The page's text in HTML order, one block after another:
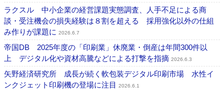
ラクスル 中小企業の経営課題実態調査、人手不足による商
談・受注機会の損失経験は８割を超える 採用強化以外の仕組
み作りが課題に 2026.6.7
帝国DB 2025年度の「印刷業」休廃業・倒産は年間300件以
上 デジタル化や資材高騰などによる打撃を指摘 2026.6.3
矢野経済研究所 成長が続く軟包装デジタル印刷市場 水性イ
ンクジェット印刷機の登場に注目
2026.6.1